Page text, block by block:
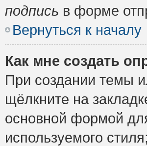
подпись в форме
Вернуться к началу
Как мне создать
При создании темы
щёлкните на
основной формой
используемого